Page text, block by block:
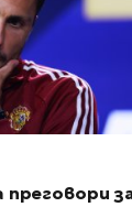
преговори